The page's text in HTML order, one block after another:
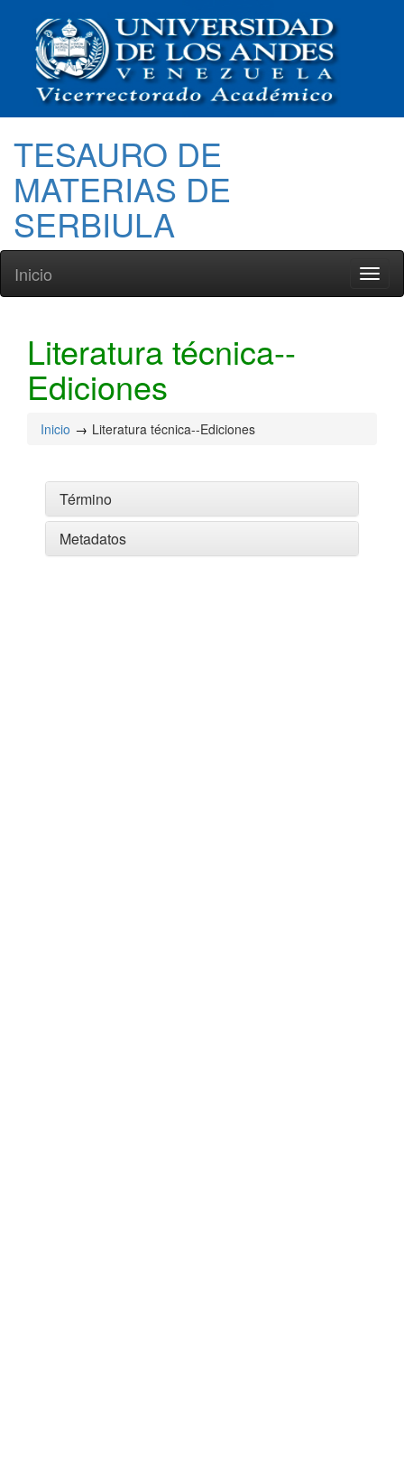
TESAURO DE
MATERIAS DE
SERBIULA
Inicio
Literatura técnica--
Ediciones
Inicio Literatura técnica--Ediciones
Término
Metadatos